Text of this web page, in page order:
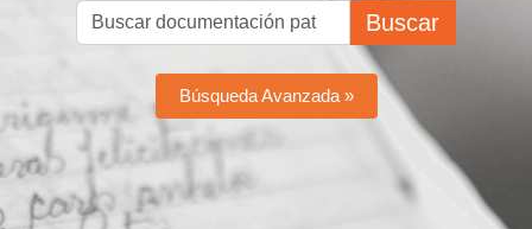
Buscar
Búsqueda Avanzada »